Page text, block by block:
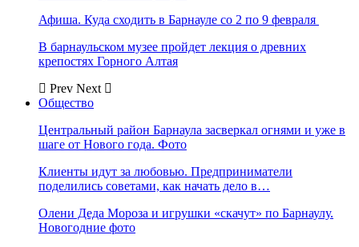
Афиша. Куда сходить в Барнауле со 2 по 9 февраля
В барнаульском музее пройдет лекция о древних
крепостях Горного Алтая
Prev Next
Общество
Центральный район Барнаула засверкал огнями и уже в
шаге от Нового года. Фото
Клиенты идут за любовью. Предприниматели
поделились советами, как начать дело в…
Олени Деда Мороза и игрушки «скачут» по Барнаулу.
Новогодние фото